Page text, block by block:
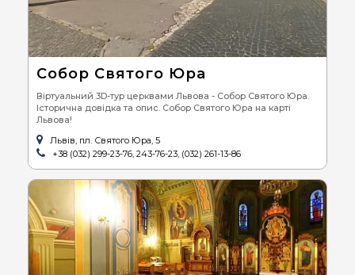
Cобор Святого Юра
Віртуальний 3D-тур церквами Львова - Собор Святого Юра.
Історична довідка та опис. Собор Святого Юра на карті
Львова!
Львів, пл. Святого Юра, 5
+38 (032) 299-23-76, 243-76-23, (032) 261-13-86